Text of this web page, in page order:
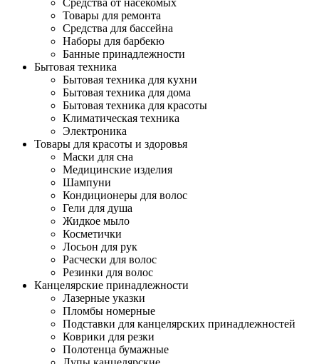
Средства от насекомых
Товары для ремонта
Средства для бассейна
Наборы для барбекю
Банные принадлежности
Бытовая техника
Бытовая техника для кухни
Бытовая техника для дома
Бытовая техника для красоты
Климатическая техника
Электроника
Товары для красоты и здоровья
Маски для сна
Медицинские изделия
Шампуни
Кондиционеры для волос
Гели для душа
Жидкое мыло
Косметички
Лосьон для рук
Расчески для волос
Резинки для волос
Канцелярские принадлежности
Лазерные указки
Пломбы номерные
Подставки для канцелярских принадлежностей
Коврики для резки
Полотенца бумажные